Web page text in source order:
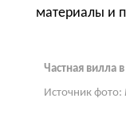
материалы и
Частная вилла
Источник фото: